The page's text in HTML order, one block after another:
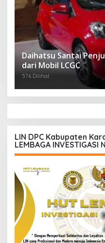
Daihatsu Santai
dari Mobil LCGC
576 Dilihat
LIN DPC Kabupaten
LEMBAGA INVESTIGASI